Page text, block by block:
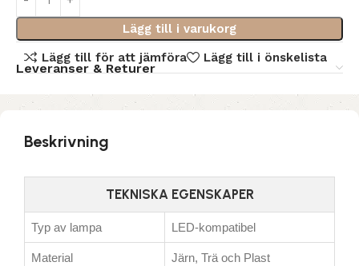
Lägg till i varukorg
Lägg till för att jämföra
Lägg till i önskelista
Leveranser & Returer
Beskrivning
TEKNISKA EGENSKAPER
Typ av lampa LED-kompatibel
Material Järn, Trä och Plast